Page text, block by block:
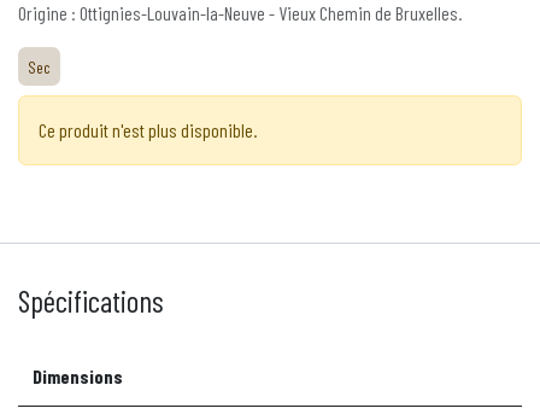
Origine : Ottignies-Louvain-la-Neuve - Vieux Chemin de Bruxelles.
Sec
Ce produit n'est plus disponible.
Spécifications
Dimensions